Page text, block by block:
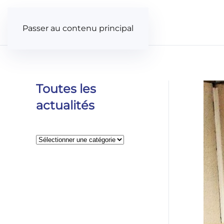
Passer au contenu principal
Toutes les
actualités
Catégories